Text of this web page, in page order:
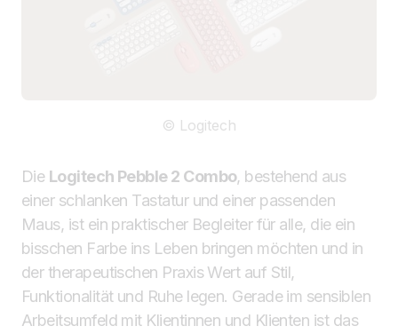
© Logitech
Die Logitech Pebble 2 Combo, bestehend aus
einer schlanken Tastatur und einer passenden
Maus, ist ein praktischer Begleiter für alle, die ein
bisschen Farbe ins Leben bringen möchten und in
der therapeutischen Praxis Wert auf Stil,
Funktionalität und Ruhe legen. Gerade im sensiblen
Arbeitsumfeld mit Klientinnen und Klienten ist das